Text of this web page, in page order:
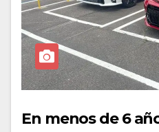
En menos de 6